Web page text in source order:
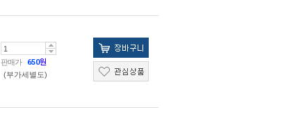
판매가 650원
(부가세별도)